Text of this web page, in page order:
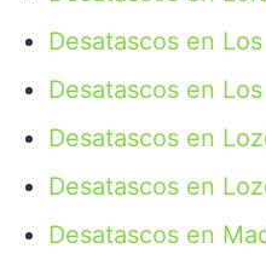
Desatascos en
Desatascos en
Desatascos en
Desatascos en
Desatascos en